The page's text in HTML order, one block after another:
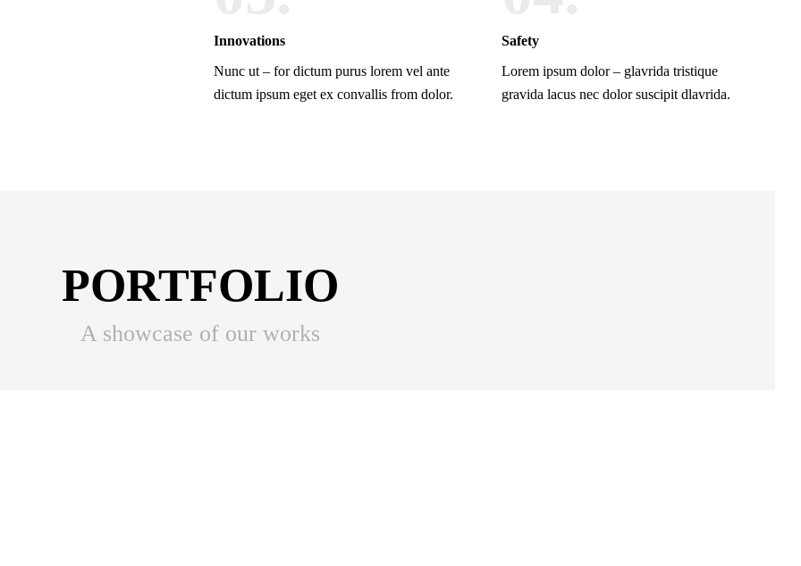
Innovations
Nunc ut – for dictum purus lorem vel ante
dictum ipsum eget ex convallis from dolor.
Safety
Lorem ipsum dolor – glavrida tristique
gravida lacus nec dolor suscipit dlavrida.
PORTFOLIO
A showcase of our works